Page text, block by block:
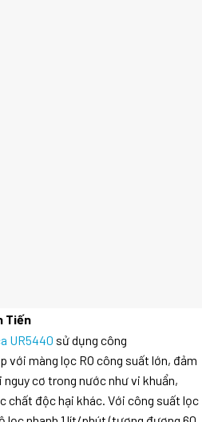
Tiến
UR5440 sử dụng công
với màng lọc RO công suất lớn, đảm
cơ trong nước như vi khuẩn,
chất độc hại khác. Với công suất lọc